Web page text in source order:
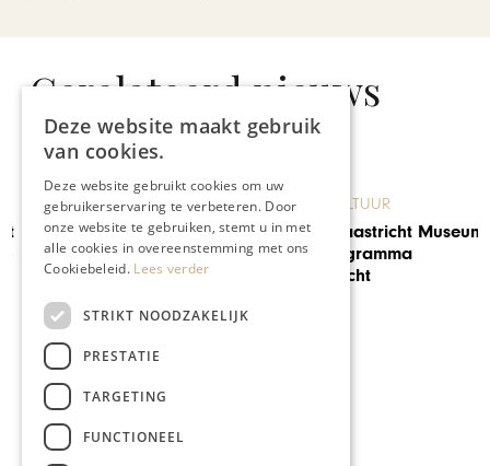
Gerelateerd nieuws
KUNST & CULTUUR
Preview Maastricht Museum
in voorprogramma
Deze website maakt gebruik
van cookies.
Deze website gebruikt cookies om uw
gebruikerservaring te verbeteren. Door
onze website te gebruiken, stemt u in met
alle cookies in overeenstemming met ons
Cookiebeleid. Lees verder
STRIKT NOODZAKELIJK
PRESTATIE
TARGETING
FUNCTIONEEL